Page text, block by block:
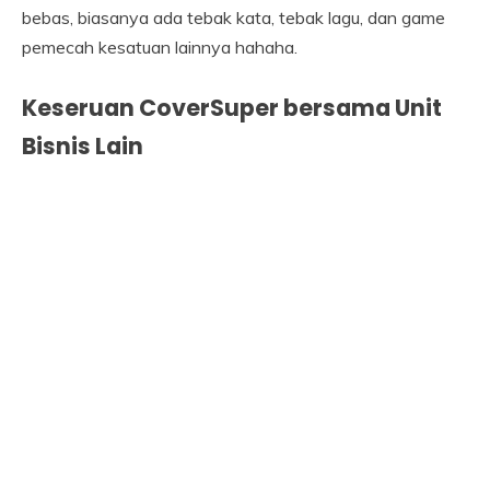
bebas, biasanya ada tebak kata, tebak lagu, dan game
pemecah kesatuan lainnya hahaha.
Keseruan CoverSuper bersama Unit
Bisnis Lain